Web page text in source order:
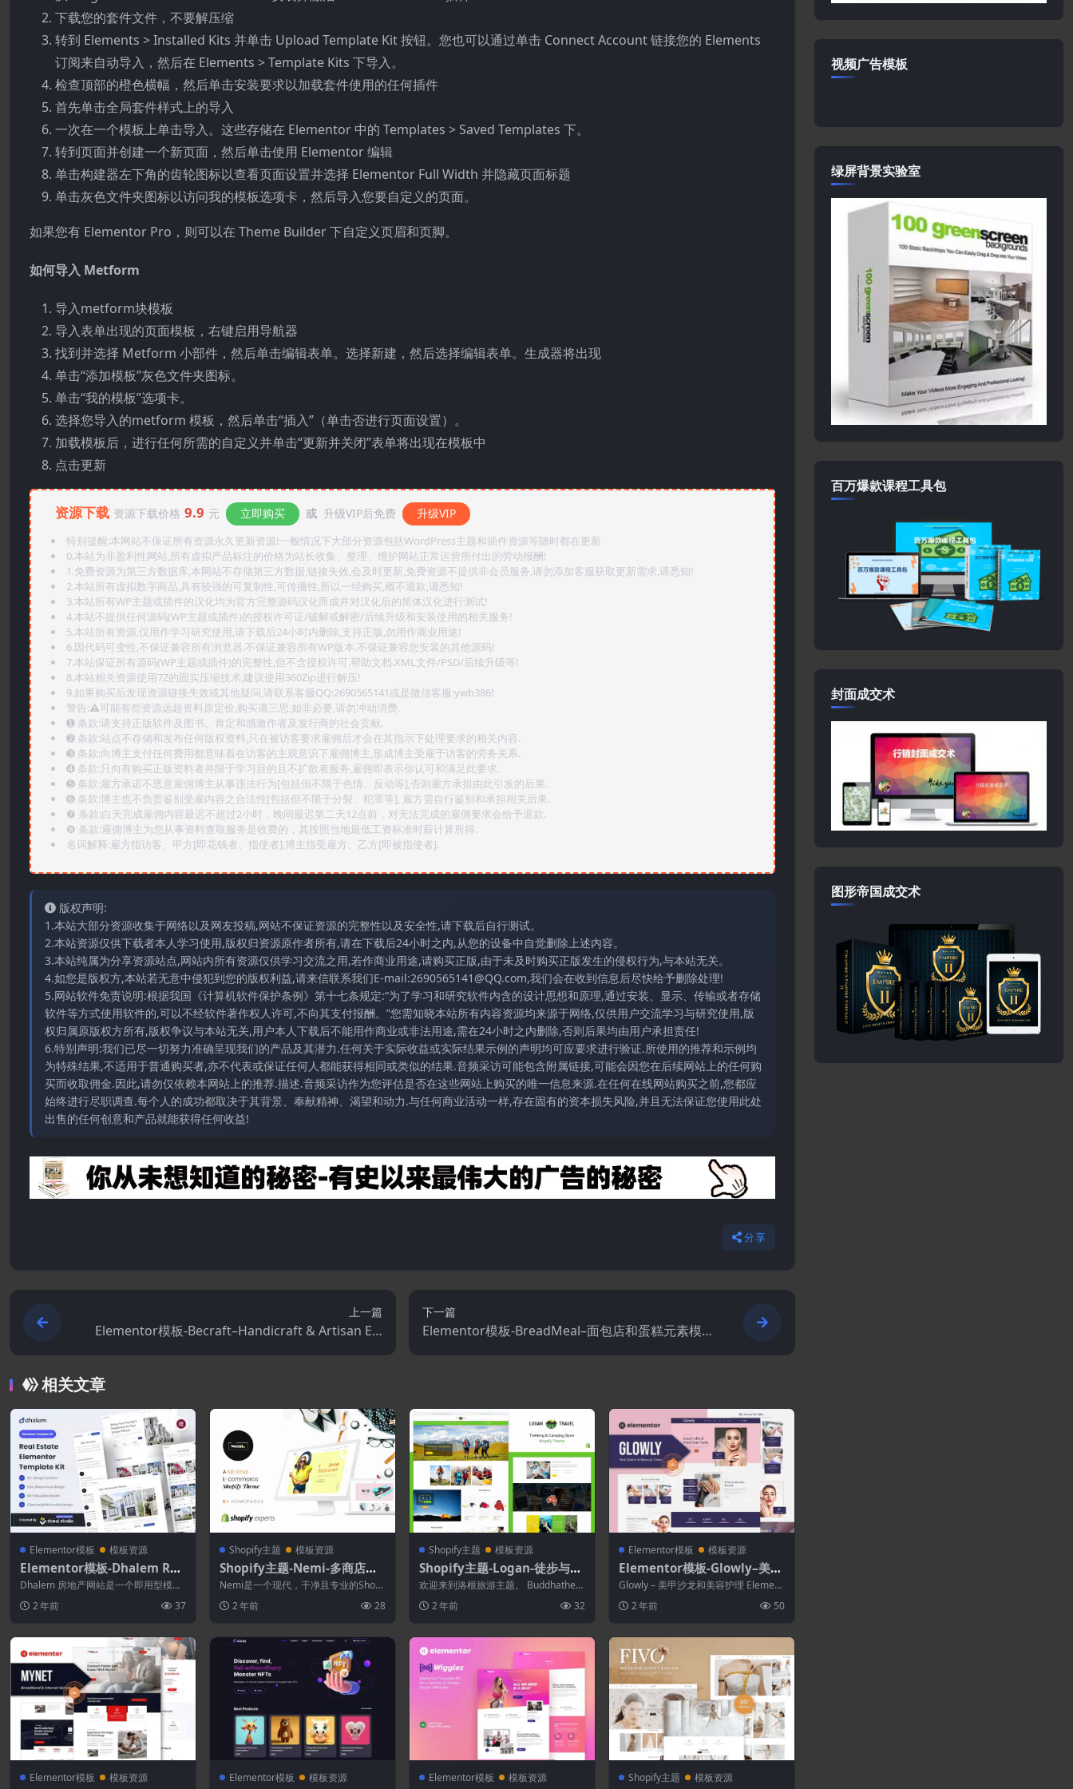
下载您的套件文件，不要解压缩
转到 Elements > Installed Kits 并单击 Upload Template Kit 按钮。您也可以通过单击 Connect Account 链接您的 Elements
订阅来自动导入，然后在 Elements > Template Kits 下导入。
检查顶部的橙色横幅，然后单击安装要求以加载套件使用的任何插件
首先单击全局套件样式上的导入
一次在一个模板上单击导入。这些存储在 Elementor 中的 Templates > Saved Templates 下。
转到页面并创建一个新页面，然后单击使用 Elementor 编辑
单击构建器左下角的齿轮图标以查看页面设置并选择 Elementor Full Width 并隐藏页面标题
单击灰色文件夹图标以访问我的模板选项卡，然后导入您要自定义的页面。
如果您有 Elementor Pro，则可以在 Theme Builder 下自定义页眉和页脚。
如何导入 Metform
导入metform块模板
导入表单出现的页面模板，右键启用导航器
找到并选择 Metform 小部件，然后单击编辑表单。选择新建，然后选择编辑表单。生成器将出现
单击“添加模板”灰色文件夹图标。
单击“我的模板”选项卡。
选择您导入的metform 模板，然后单击“插入”（单击否进行页面设置）。
加载模板后，进行任何所需的自定义并单击“更新并关闭”表单将出现在模板中
点击更新
资源下载 资源下载价格 9.9 元 立即购买 或 升级VIP后免费 升级VIP
特别提醒:本网站不保证所有资源永久更新资源!一般情况下大部分资源包括WordPress主题和插件资源等随时都在更新
0.本站为非盈利性网站,所有虚拟产品标注的价格为站长收集、整理、维护网站正常运营所付出的劳动报酬!
1.免费资源为第三方数据库,本网站不存储第三方数据,链接失效,会及时更新,免费资源不提供非会员服务,请勿添加客服获取更新需求,请悉知!
2.本站所有虚拟数字商品,具有较强的可复制性,可传播性,所以一经购买,概不退款,请悉知!
3.本站所有WP主题或插件的汉化均为官方完整源码汉化而成并对汉化后的简体汉化进行测试!
4.本站不提供任何源码(WP主题或插件)的授权许可证/破解或解密/后续升级和安装使用的相关服务!
5.本站所有资源,仅用作学习研究使用,请下载后24小时内删除,支持正版,勿用作商业用途!
6.因代码可变性,不保证兼容所有浏览器.不保证兼容所有WP版本.不保证兼容您安装的其他源码!
7.本站保证所有源码(WP主题或插件)的完整性,但不含授权许可.帮助文档.XML文件/PSD/后续升级等!
8.本站相关资源使用7Z的固实压缩技术,建议使用360Zip进行解压!
9.如果购买后发现资源链接失效或其他疑问,请联系客服QQ:2690565141或是微信客服:ywb386!
警告:⚠️可能有些资源远超资料原定价,购买请三思,如非必要,请勿冲动消费.
➊️ 条款:请支持正版软件及图书。肯定和感激作者及发行商的社会贡献.
➋️ 条款:站点不存储和发布任何版权资料,只在被访客要求雇佣后才会在其指示下处理要求的相关内容.
➌️ 条款:向博主支付任何费用都意味着在访客的主观意识下雇佣博主,形成博主受雇于访客的劳务关系.
➍️ 条款:只向有购买正版资料者并限于学习目的且不扩散者服务,雇佣即表示你认可和满足此要求.
➎ 条款:雇方承诺不恶意雇佣博主从事违法行为[包括但不限于色情、反动等],否则雇方承担由此引发的后果.
➏️ 条款:博主也不负责鉴别受雇内容之合法性[包括但不限于分裂、犯罪等], 雇方需自行鉴别和承担相关后果.
❼ 条款:白天完成雇佣内容最迟不超过2小时，晚间最迟第二天12点前，对无法完成的雇佣要求会给予退款.
❽ 条款:雇佣博主为您从事资料查取服务是收费的，其按照当地最低工资标准时薪计算所得.
名词解释:雇方指访客、甲方[即花钱者、指使者],博主指受雇方、乙方[即被指使者].
版权声明:
1.本站大部分资源收集于网络以及网友投稿,网站不保证资源的完整性以及安全性,请下载后自行测试。
2.本站资源仅供下载者本人学习使用,版权归资源原作者所有,请在下载后24小时之内,从您的设备中自觉删除上述内容。
3.本站纯属为分享资源站点,网站内所有资源仅供学习交流之用,若作商业用途,请购买正版,由于未及时购买正版发生的侵权行为,与本站无关。
4.如您是版权方,本站若无意中侵犯到您的版权利益,请来信联系我们E-mail:2690565141@QQ.com,我们会在收到信息后尽快给予删除处理!
5.网站软件免责说明:根据我国《计算机软件保护条例》第十七条规定:“为了学习和研究软件内含的设计思想和原理,通过安装、显示、传输或者存储
软件等方式使用软件的,可以不经软件著作权人许可,不向其支付报酬。”您需知晓本站所有内容资源均来源于网络,仅供用户交流学习与研究使用,版
权归属原版权方所有,版权争议与本站无关,用户本人下载后不能用作商业或非法用途,需在24小时之内删除,否则后果均由用户承担责任!
6.特别声明:我们已尽一切努力准确呈现我们的产品及其潜力.任何关于实际收益或实际结果示例的声明均可应要求进行验证.所使用的推荐和示例均
为特殊结果,不适用于普通购买者,亦不代表或保证任何人都能获得相同或类似的结果.音频采访可能包含附属链接,可能会因您在后续网站上的任何购
买而收取佣金.因此,请勿仅依赖本网站上的推荐.描述.音频采访作为您评估是否在这些网站上购买的唯一信息来源.在任何在线网站购买之前,您都应
始终进行尽职调查.每个人的成功都取决于其背景、奉献精神、渴望和动力.与任何商业活动一样,存在固有的资本损失风险,并且无法保证您使用此处
出售的任何创意和产品就能获得任何收益!
分享
上一篇
Elementor模板-Becraft–Handicraft & Artisan Ele
mentor模板套件
下一篇
Elementor模板-BreadMeal–面包店和蛋糕元素模板
套件
相关文章
Elementor模板 模板资源
Elementor模板-Dhalem Rea
l Estate Elementor模板工具
包
Dhalem 房地产网站是一个即用型模
经纪人或...
2 年前 37
Shopify主题 模板资源
Shopify主题-Nemi-多商店响
应式Shopify主题
Nemi是一个现代，干净且专业的Shopi
有...2 年前 28
Shopify主题 模板资源
Shopify主题-Logan-徒步与露
营商店Shopify主题
欢迎来到洛根旅游主题。 Buddhathem
2 年前 32
Elementor模板 模板资源
Elementor模板-Glowly–美甲
沙龙和美容护理Elementor模
板套件
Glowly – 美甲沙龙和美容护理 Element
2 年前 50
Elementor模板 模板资源 Elementor模板 模板资源 Elementor模板 模板资源 Shopify主题 模板资源
视频广告模板
绿屏背景实验室
百万爆款课程工具包
封面成交术
图形帝国成交术